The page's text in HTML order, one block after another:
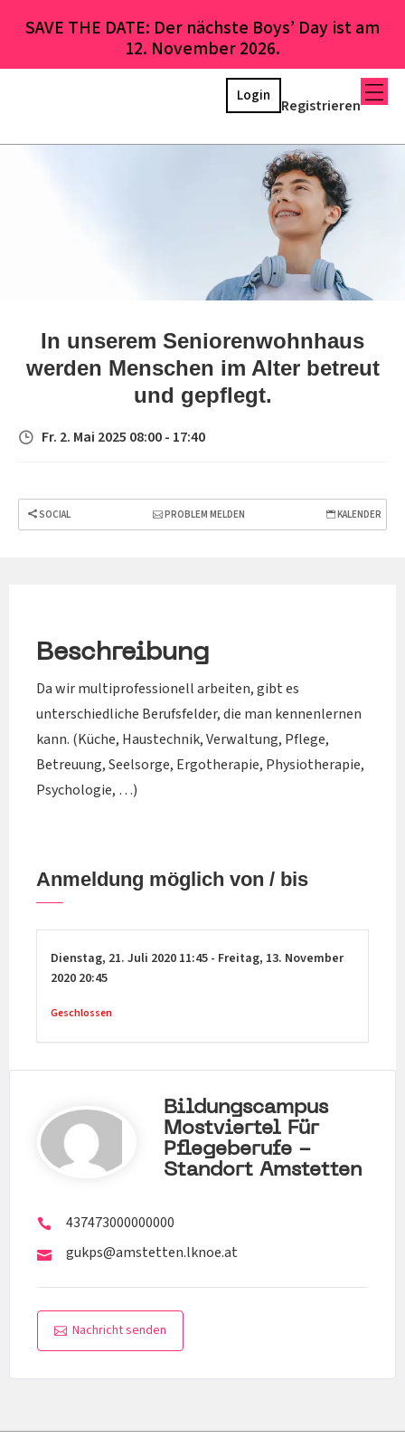
SAVE THE DATE: Der nächste Boys’ Day ist am
12. November 2026.
Registrieren
Login
In unserem Seniorenwohnhaus
werden Menschen im Alter betreut
und gepflegt.
Fr. 2. Mai 2025 08:00 - 17:40
SOCIAL PROBLEM MELDEN KALENDER
Beschreibung
Da wir multiprofessionell arbeiten, gibt es
unterschiedliche Berufsfelder, die man kennenlernen
kann. (Küche, Haustechnik, Verwaltung, Pflege,
Betreuung, Seelsorge, Ergotherapie, Physiotherapie,
Psychologie, …)
Anmeldung möglich von / bis
Dienstag, 21. Juli 2020 11:45 - Freitag, 13. November
2020 20:45
Geschlossen
Bildungscampus
Mostviertel Für
Pflegeberufe -
Standort Amstetten
437473000000000
gukps@amstetten.lknoe.at
Nachricht senden